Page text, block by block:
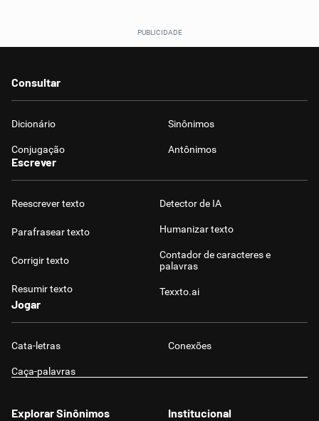
Consultar
Dicionário Sinônimos
Conjugação Antônimos
Escrever
Reescrever texto
Parafrasear texto
Corrigir texto
Resumir texto
Detector de IA
Humanizar texto
Contador de caracteres e
palavras
Texxto.ai
Jogar
Cata-letras Conexões
Caça-palavras
Explorar Sinônimos Institucional